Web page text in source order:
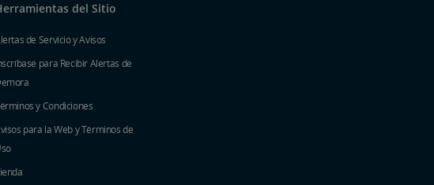
del Sitio
de Servicio y Avisos
para Recibir Alertas de
y Condiciones
para la Web y Términos de